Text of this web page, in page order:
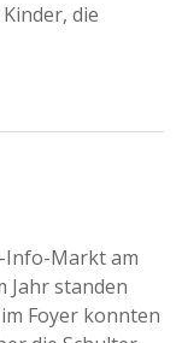
die
Info-Markt am
Jahr standen
Foyer konnten